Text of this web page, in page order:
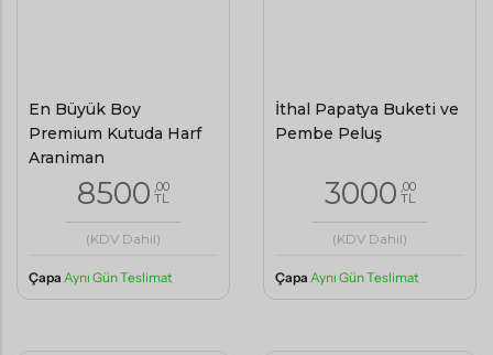
En Büyük Boy
Premium Kutuda Harf
Aranjman
8500 ,00
TL
(KDV Dahil)
Çapa Aynı Gün Teslimat
İthal Papatya Buketi ve
Pembe Peluş
3000 ,00
TL
(KDV Dahil)
Çapa Aynı Gün Teslimat